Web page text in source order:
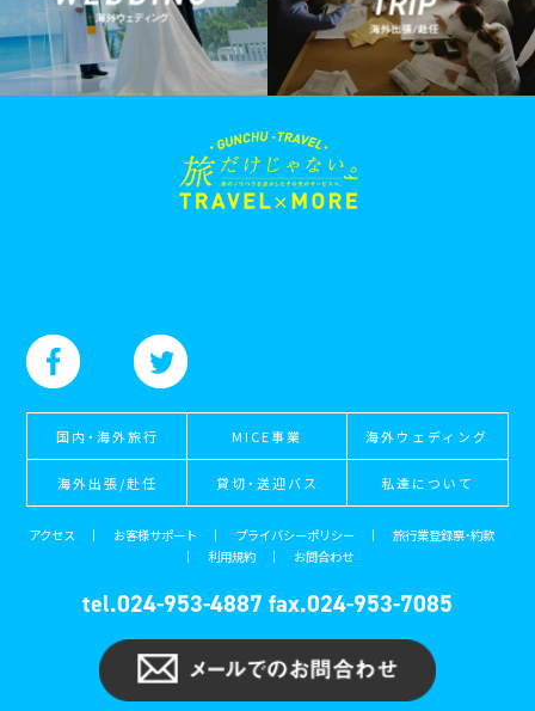
国内・海外旅行 MICE事業 海外ウェディング
海外出張/赴任 貸切・送迎バス 私達について
アクセス ｜ お客様サポート ｜ プライバシーポリシー ｜
旅行業登録票・約款
｜
利用規約 ｜ お問合わせ
tel.024-953-4887 fax.024-953-7085